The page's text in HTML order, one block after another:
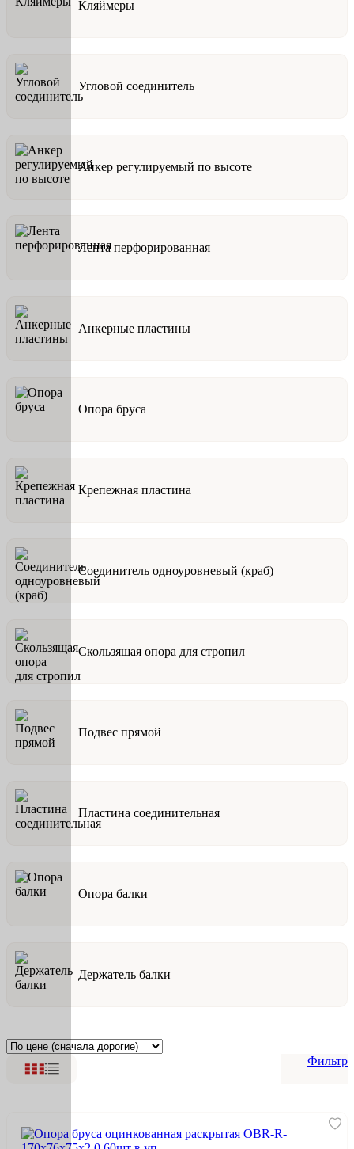
Кляймеры
Угловой соединитель
Анкер регулируемый по высоте
Лента перфорированная
Анкерные пластины
Опора бруса
Крепежная пластина
Соединитель одноуровневый (краб)
Скользящая опора для стропил
Подвес прямой
Пластина соединительная
Опора балки
Держатель балки
Фильтр